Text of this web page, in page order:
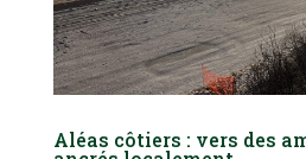
Aléas côtiers : vers des